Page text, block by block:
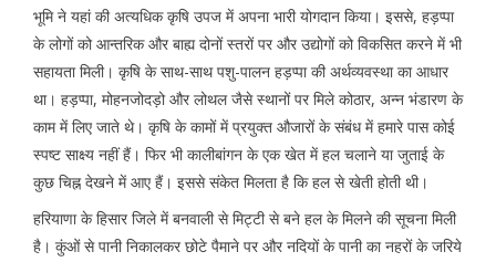
भूमि ने यहां की अत्यधिक कृषि उपज में अपना भारी योगदान किया। इससे, हड़प्पा
के लोगों को आन्तरिक और बाह्य दोनों स्तरों पर और उद्योगों को विकसित करने में भी
सहायता मिली। कृषि के साथ-साथ पशु-पालन हड़प्पा की अर्थव्यवस्था का आधार
था। हड़प्पा, मोहनजोदड़ो और लोथल जैसे स्थानों पर मिले कोठार, अन्न भंडारण के
काम में लिए जाते थे। कृषि के कामों में प्रयुक्त औजारों के संबंध में हमारे पास कोई
स्पष्ट साक्ष्य नहीं हैं। फिर भी कालीबांगन के एक खेत में हल चलाने या जुताई के
कुछ चिह्न देखने में आए हैं। इससे संकेत मिलता है कि हल से खेती होती थी।
हरियाणा के हिसार जिले में बनवाली से मिट्टी से बने हल के मिलने की सूचना मिली
है। कुंओं से पानी निकालकर छोटे पैमाने पर और नदियों के पानी का नहरों के जरिये